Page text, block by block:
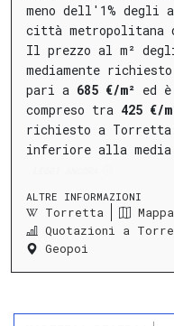
meno dell'1% degli
città metropolitana
Il prezzo al m²
mediamente
pari a 685 €/m² ed
compreso tra 425 €/
richiesto a
inferiore alla
ALTRE INFORMAZIONI
Torretta
Quotazioni a
Geopoi